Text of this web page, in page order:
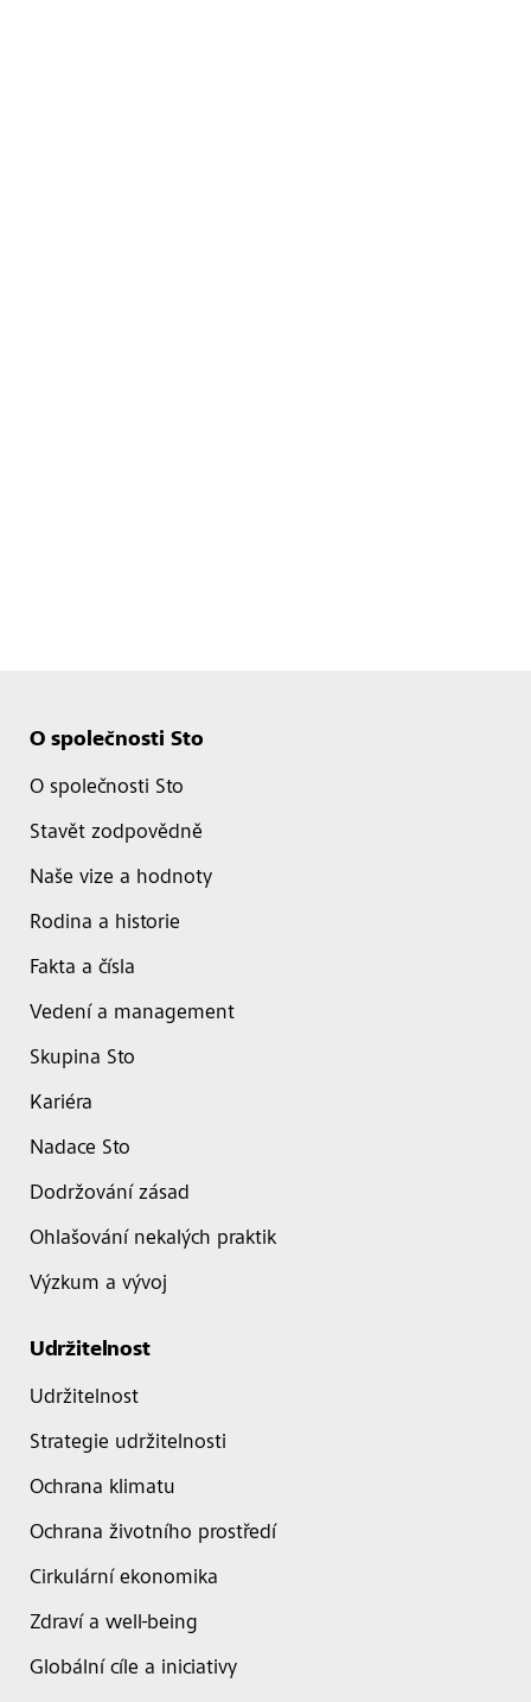
O společnosti Sto
O společnosti Sto
Stavět zodpovědně
Naše vize a hodnoty
Rodina a historie
Fakta a čísla
Vedení a management
Skupina Sto
Kariéra
Nadace Sto
Dodržování zásad
Ohlašování nekalých praktik
Výzkum a vývoj
Udržitelnost
Udržitelnost
Strategie udržitelnosti
Ochrana klimatu
Ochrana životního prostředí
Cirkulární ekonomika
Zdraví a well-being
Globální cíle a iniciativy